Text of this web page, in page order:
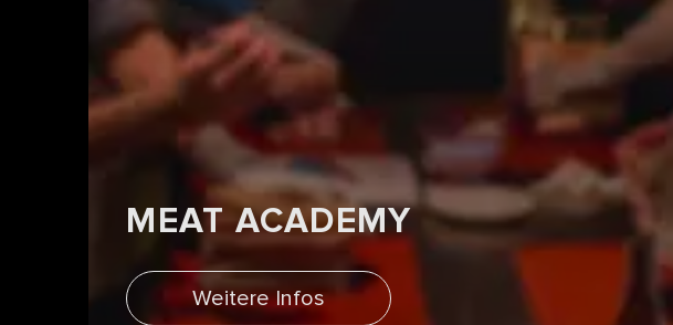
MEAT ACADEMY
Weitere Infos